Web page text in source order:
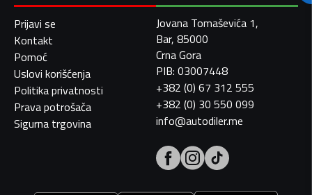
Prijavi se
Kontakt
Pomoć
Uslovi korišćenja
Politika privatnosti
Prava potrošača
Sigurna trgovina
Jovana Tomaševića 1,
Bar, 85000
Crna Gora
PIB: 03007448
+382 (0) 67 312 555
+382 (0) 30 550 099
info@autodiler.me